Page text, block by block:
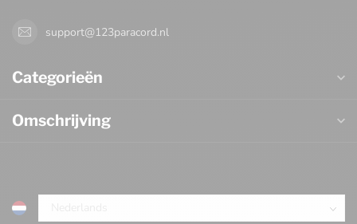
support@123paracord.nl
Categorieën
Omschrijving